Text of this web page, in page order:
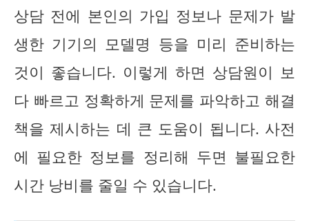
상담 전에 본인의 가입 정보나 문제가 발
생한 기기의 모델명 등을 미리 준비하는
것이 좋습니다. 이렇게 하면 상담원이 보
다 빠르고 정확하게 문제를 파악하고 해결
책을 제시하는 데 큰 도움이 됩니다. 사전
에 필요한 정보를 정리해 두면 불필요한
시간 낭비를 줄일 수 있습니다.